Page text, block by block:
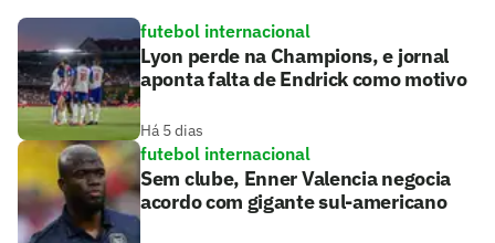
futebol internacional
Lyon perde na Champions, e jornal
aponta falta de Endrick como motivo
Há 5 dias
futebol internacional
Sem clube, Enner Valencia negocia
acordo com gigante sul-americano